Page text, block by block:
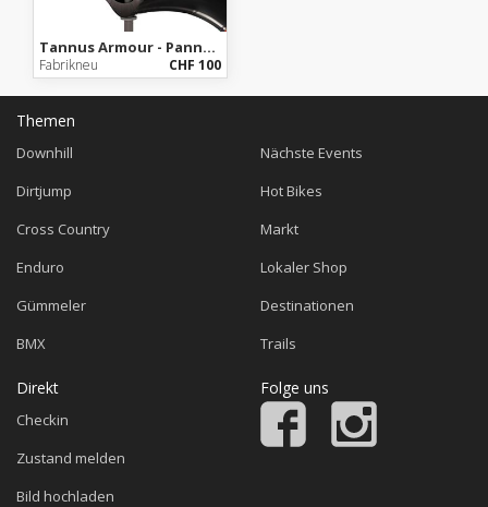
Tannus Armour - Pannensicherer Einsatz mit Schlauch
Fabrikneu CHF 100
Themen
Downhill
Dirtjump
Cross Country
Enduro
Gümmeler
BMX
Nächste Events
Hot Bikes
Markt
Lokaler Shop
Destinationen
Trails
Direkt
Checkin
Zustand melden
Bild hochladen
Folge uns